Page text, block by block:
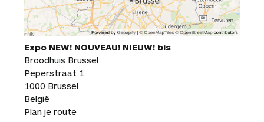
Expo NEW! NOUVEAU! NIEUW! bis
Broodhuis Brussel
Peperstraat 1
1000 Brussel
België
Plan je route